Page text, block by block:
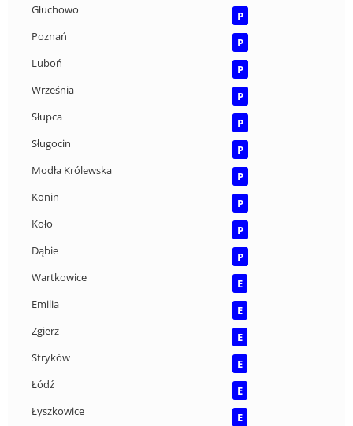
Głuchowo
P
Poznań
P
Luboń
P
Września
P
Słupca
P
Sługocin
P
Modła Królewska
P
Konin
P
Koło
P
Dąbie
P
Wartkowice
E
Emilia
E
Zgierz
E
Stryków
E
Łódź
E
Łyszkowice
E